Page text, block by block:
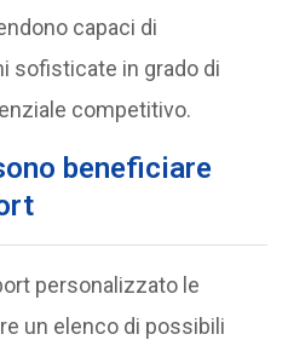
capaci di
sofisticate in grado di
competitivo.
beneficiare
personalizzato le
un elenco di possibili